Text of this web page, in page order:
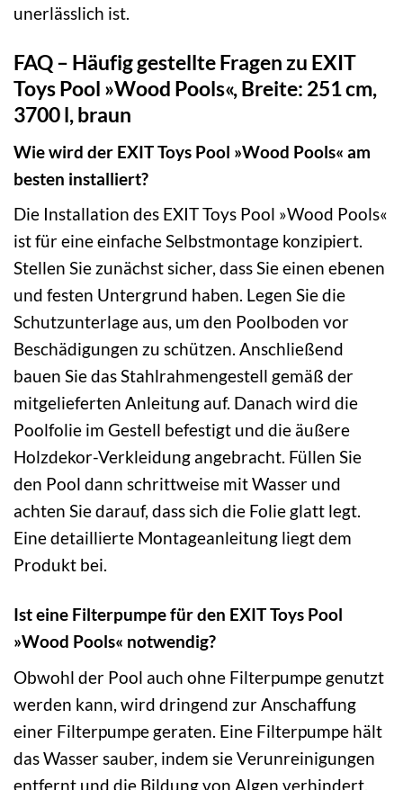
unerlässlich ist.
FAQ – Häufig gestellte Fragen zu EXIT
Toys Pool »Wood Pools«, Breite: 251 cm,
3700 l, braun
Wie wird der EXIT Toys Pool »Wood Pools« am
besten installiert?
Die Installation des EXIT Toys Pool »Wood Pools«
ist für eine einfache Selbstmontage konzipiert.
Stellen Sie zunächst sicher, dass Sie einen ebenen
und festen Untergrund haben. Legen Sie die
Schutzunterlage aus, um den Poolboden vor
Beschädigungen zu schützen. Anschließend
bauen Sie das Stahlrahmengestell gemäß der
mitgelieferten Anleitung auf. Danach wird die
Poolfolie im Gestell befestigt und die äußere
Holzdekor-Verkleidung angebracht. Füllen Sie
den Pool dann schrittweise mit Wasser und
achten Sie darauf, dass sich die Folie glatt legt.
Eine detaillierte Montageanleitung liegt dem
Produkt bei.
Ist eine Filterpumpe für den EXIT Toys Pool
»Wood Pools« notwendig?
Obwohl der Pool auch ohne Filterpumpe genutzt
werden kann, wird dringend zur Anschaffung
einer Filterpumpe geraten. Eine Filterpumpe hält
das Wasser sauber, indem sie Verunreinigungen
entfernt und die Bildung von Algen verhindert.